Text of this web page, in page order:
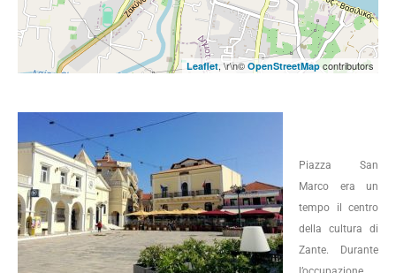
Leaflet, \r\n© OpenStreetMapcontributors
Piazza San
Marco era un
tempo il centro
della cultura di
Zante. Durante